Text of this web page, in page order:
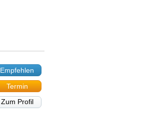
Empfehlen
Termin
Zum Profil